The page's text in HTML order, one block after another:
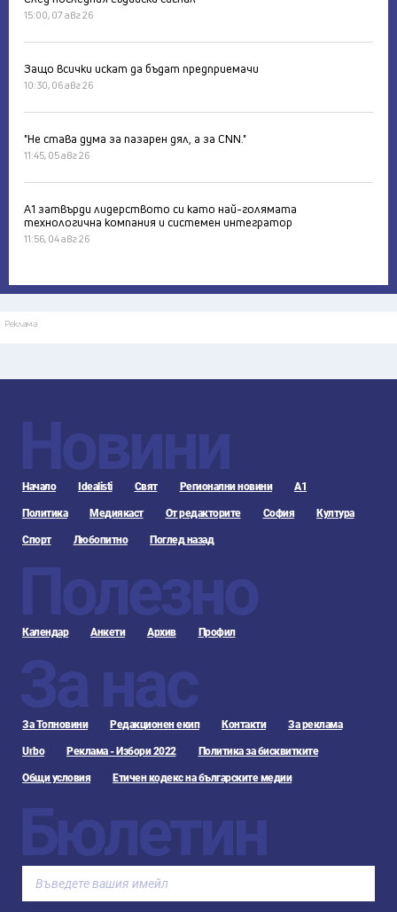
15:00, 07 авг 26
Защо всички искат да бъдат предприемачи
10:30, 06 авг 26
"Не става дума за пазарен дял, а за CNN."
11:45, 05 авг 26
А1 затвърди лидерството си като най-голямата
технологична компания и системен интегратор
11:56, 04 авг 26
Реклама
Новини
Начало Idealisti Свят Регионални новини А1
Политика Медиякаст От редакторите София Култура
Спорт Любопитно Поглед назад
Полезно
Календар Анкети Архив Профил
За нас
За Топновини Редакционен екип Контакти За реклама
Urbo Реклама - Избори 2022 Политика за бисквитките
Общи условия Етичен кодекс на българските медии
Бюлетин